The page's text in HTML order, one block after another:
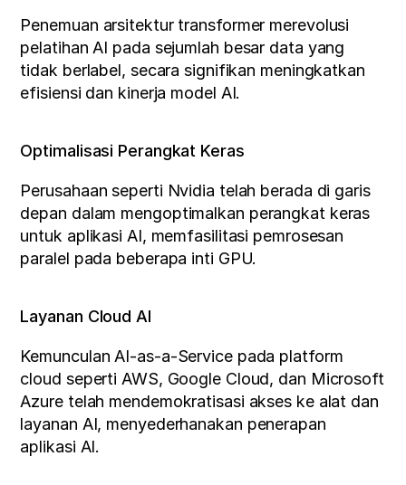
Penemuan arsitektur transformer merevolusi
pelatihan AI pada sejumlah besar data yang
tidak berlabel, secara signifikan meningkatkan
efisiensi dan kinerja model AI.
Optimalisasi Perangkat Keras
Perusahaan seperti Nvidia telah berada di garis
depan dalam mengoptimalkan perangkat keras
untuk aplikasi AI, memfasilitasi pemrosesan
paralel pada beberapa inti GPU.
Layanan Cloud AI
Kemunculan AI-as-a-Service pada platform
cloud seperti AWS, Google Cloud, dan Microsoft
Azure telah mendemokratisasi akses ke alat dan
layanan AI, menyederhanakan penerapan
aplikasi AI.